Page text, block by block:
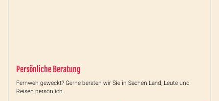
Persönliche Beratung
Fernweh geweckt? Gerne beraten wir Sie in Sachen Land, Leute und
Reisen persönlich.